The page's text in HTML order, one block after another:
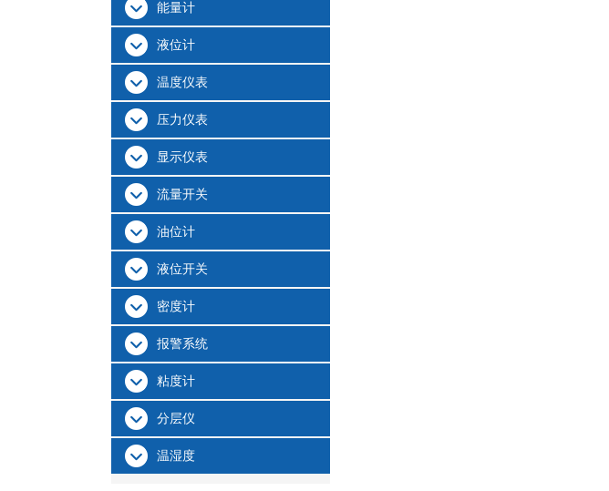
能量计
液位计
温度仪表
压力仪表
显示仪表
流量开关
油位计
液位开关
密度计
报警系统
粘度计
分层仪
温湿度